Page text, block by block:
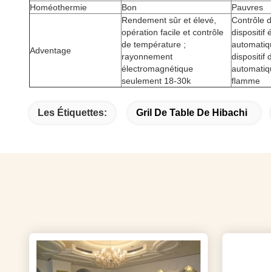
Homéothermie Bon Pauvres
Adventage
Rendement sûr et élevé,
opération facile et contrôle
de température ;
rayonnement
électromagnétique
seulement 18-30k
Contrôle
dispositif
dispositif
flamme
Les Étiquettes: Gril De Table De Hibachi